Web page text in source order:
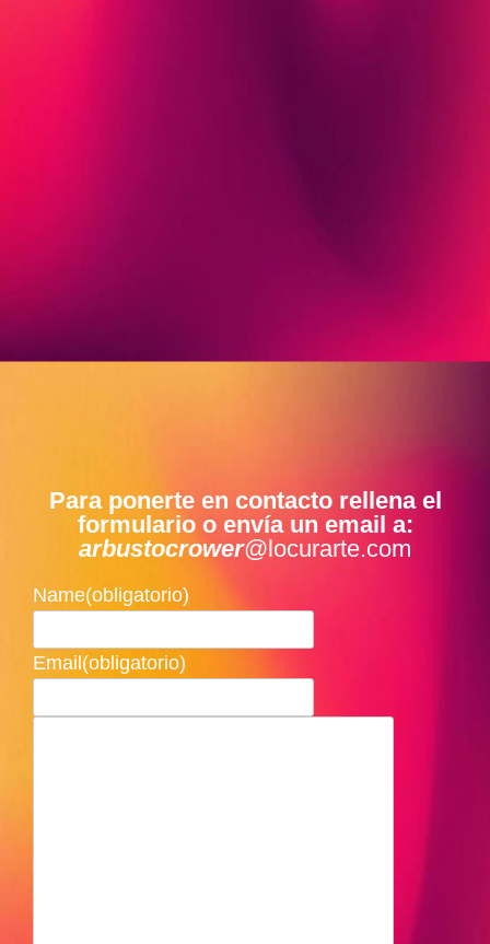
Para ponerte en contacto rellena el
formulario o envía un email a:
arbustocrower@locurarte.com
Name(obligatorio)
Email(obligatorio)